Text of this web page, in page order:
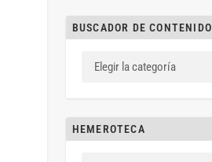
BUSCADOR DE CONTENIDO
HEMEROTECA